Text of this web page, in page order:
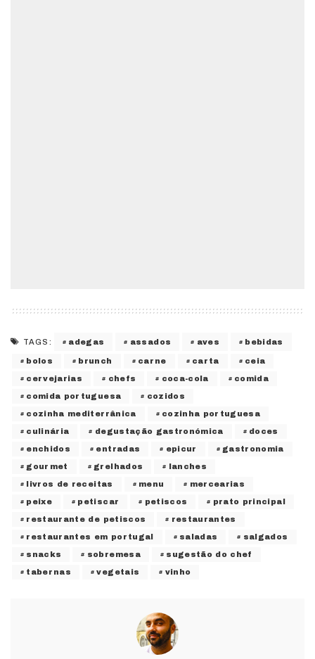
TAGS: adegas assados aves bebidas
bolos brunch carne carta ceia
cervejarias chefs coca-cola comida
comida portuguesa cozidos
cozinha mediterrânica cozinha portuguesa
culinária degustação gastronómica doces
enchidos entradas epicur gastronomia
gourmet grelhados lanches
livros de receitas menu mercearias
peixe petiscar petiscos prato principal
restaurante de petiscos restaurantes
restaurantes em portugal saladas salgados
snacks sobremesa sugestão do chef
tabernas vegetais vinho